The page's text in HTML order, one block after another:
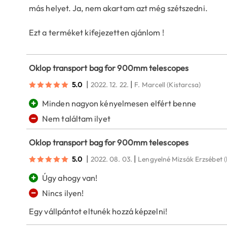
más helyet. Ja, nem akartam azt még szétszedni.
Ezt a terméket kifejezetten ajánlom !
Oklop transport bag for 900mm telescopes
5.0 | 2022. 12. 22. | F. Marcell (Kistarcsa)
+ Minden nagyon kényelmesen elfért benne
− Nem találtam ilyet
Oklop transport bag for 900mm telescopes
5.0 | 2022. 08. 03. | Lengyelné Mizsák Erzsébet
+ Úgy ahogy van!
−
Nincs ilyen!
Egy vállpántot eltunék hozzá képzelni!